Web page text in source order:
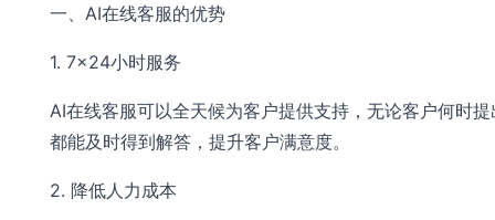
一、AI在线客服的优势
1. 7×24小时服务
AI在线客服可以全天候为客户提供支持，无论客户何时
都能及时得到解答，提升客户满意度。
2. 降低人力成本